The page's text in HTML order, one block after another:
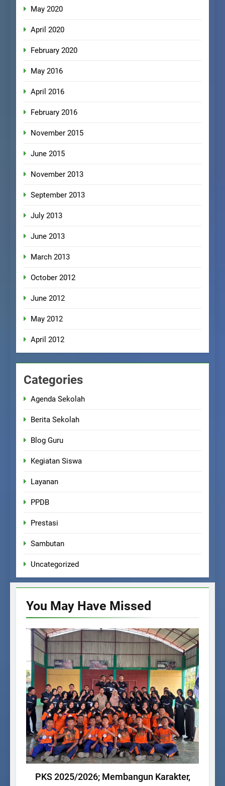
May 2020
April 2020
February 2020
May 2016
April 2016
February 2016
November 2015
June 2015
November 2013
September 2013
July 2013
June 2013
March 2013
October 2012
June 2012
May 2012
April 2012
Categories
Agenda Sekolah
Berita Sekolah
Blog Guru
Kegiatan Siswa
Layanan
PPDB
Prestasi
Sambutan
Uncategorized
You May Have Missed
KEGIATAN SISWA
PKS 2025/2026; Membangun Karakter,